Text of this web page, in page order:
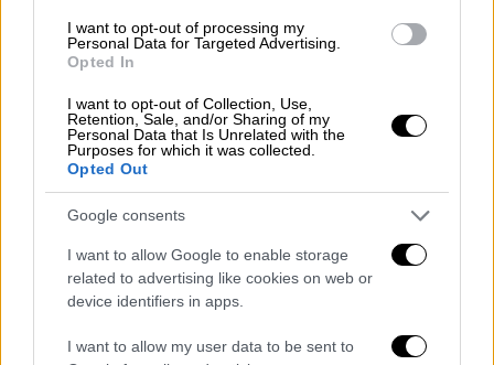
I want to opt-out of processing my
Personal Data for Targeted Advertising.
Opted In
I want to opt-out of Collection, Use,
Retention, Sale, and/or Sharing of my
Personal Data that Is Unrelated with the
Purposes for which it was collected.
Opted Out
Google consents
I want to allow Google to enable storage
related to advertising like cookies on web or
device identifiers in apps.
I want to allow my user data to be sent to
άνθρωποι στην Τουρκία αδυνατούν να
καλύψουν βασικές ανάγκες, ενώ το ποσοστό
πληθυσμού.
Οι εργαζόμενοι κάτω από το όριο
Η μελέτη αποκαλύπτει ότι ακόμη και οι
εργαζόμενοι δεν γλιτώνουν τη φτώχεια: 11
στους 100 ζουν κάτω από το όριο
επιβίωσης.
Σύμφωνα με τα στοιχεία της Eurostat, το